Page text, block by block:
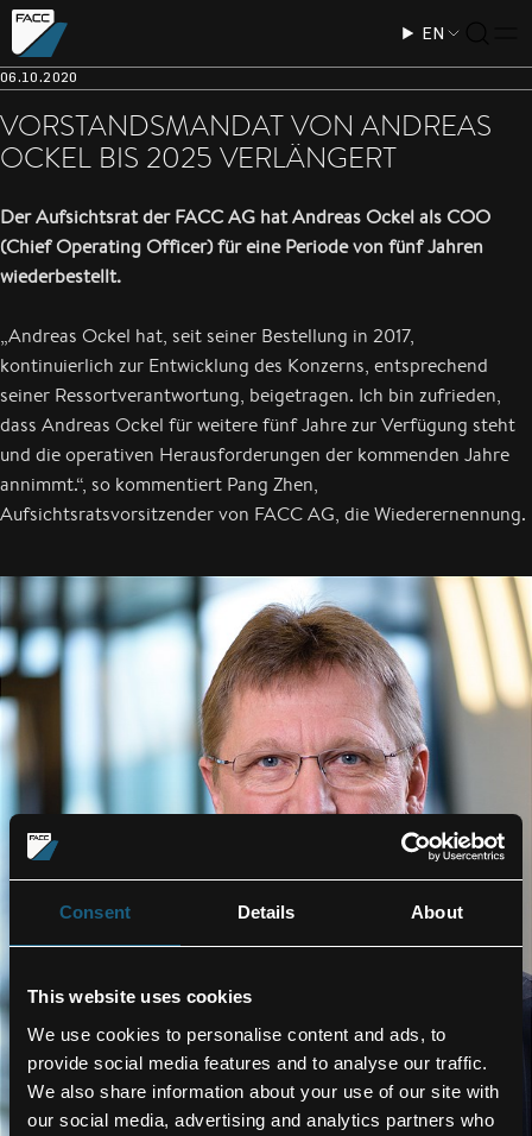
Consent Details About
This website uses cookies
We use cookies to personalise content and ads, to
provide social media features and to analyse our traffic.
We also share information about your use of our site with
our social media, advertising and analytics partners who
EN
06.10.2020
VORSTANDSMANDAT VON ANDREAS
OCKEL BIS 2025 VERLÄNGERT
Der Aufsichtsrat der FACC AG hat Andreas Ockel als COO
(Chief Operating Officer) für eine Periode von fünf Jahren
wiederbestellt.
„Andreas Ockel hat, seit seiner Bestellung in 2017,
kontinuierlich zur Entwicklung des Konzerns, entsprechend
seiner Ressortverantwortung, beigetragen. Ich bin zufrieden,
dass Andreas Ockel für weitere fünf Jahre zur Verfügung steht
und die operativen Herausforderungen der kommenden Jahre
annimmt.“, so kommentiert Pang Zhen,
Aufsichtsratsvorsitzender von FACC AG, die Wiederernennung.